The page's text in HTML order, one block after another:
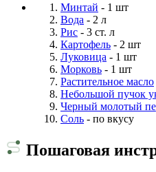
Минтай - 1 шт
Вода - 2 л
Рис - 3 ст. л
Картофель - 2 шт
Луковица - 1 шт
Морковь - 1 шт
Растительное масло
Небольшой пучок
Черный молотый
Соль - по вкусу
Пошаговая